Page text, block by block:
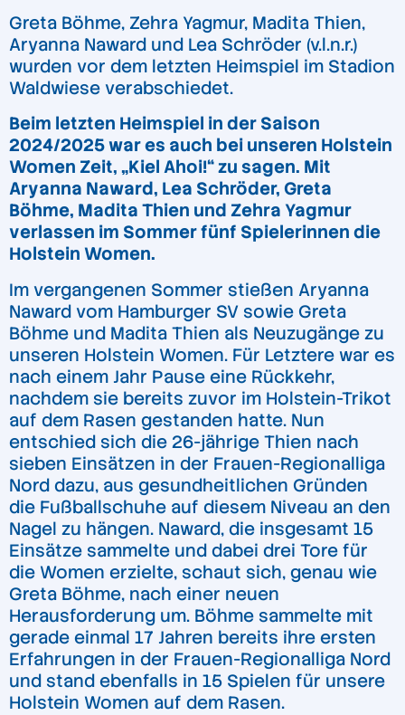
Greta Böhme, Zehra Yagmur, Madita Thien,
Aryanna Naward und Lea Schröder (v.l.n.r.)
wurden vor dem letzten Heimspiel im Stadion
Waldwiese verabschiedet.
Beim letzten Heimspiel in der Saison
2024/2025 war es auch bei unseren Holstein
Women Zeit, „Kiel Ahoi!“ zu sagen. Mit
Aryanna Naward, Lea Schröder, Greta
Böhme, Madita Thien und Zehra Yagmur
verlassen im Sommer fünf Spielerinnen die
Holstein Women.
Im vergangenen Sommer stießen Aryanna
Naward vom Hamburger SV sowie Greta
Böhme und Madita Thien als Neuzugänge zu
unseren Holstein Women. Für Letztere war es
nach einem Jahr Pause eine Rückkehr,
nachdem sie bereits zuvor im Holstein-Trikot
auf dem Rasen gestanden hatte. Nun
entschied sich die 26-jährige Thien nach
sieben Einsätzen in der Frauen-Regionalliga
Nord dazu, aus gesundheitlichen Gründen
die Fußballschuhe auf diesem Niveau an den
Nagel zu hängen. Naward, die insgesamt 15
Einsätze sammelte und dabei drei Tore für
die Women erzielte, schaut sich, genau wie
Greta Böhme, nach einer neuen
Herausforderung um. Böhme sammelte mit
gerade einmal 17 Jahren bereits ihre ersten
Erfahrungen in der Frauen-Regionalliga Nord
und stand ebenfalls in 15 Spielen für unsere
Holstein Women auf dem Rasen.